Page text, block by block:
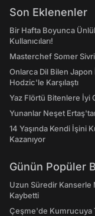
Son Eklenenler
Bir Hafta Boyunca
Kullanıcıları!
Masterchef Somer
Onlarca Dil Bilen
Hodzic'le Karşılaştı
Yaz Flörtü Bitenlere İyi
Yunanlar Neşet
14 Yaşında Kendi İşini
Kazanıyor
Günün Popüler
Uzun Süredir Kanserle
Kaybetti
Çeşme'de Kumrucuya